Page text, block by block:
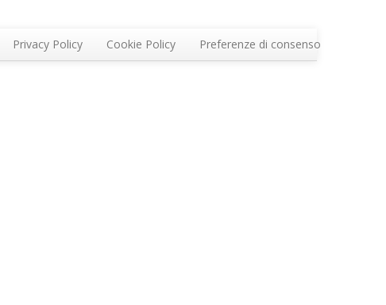
Privacy Policy Cookie Policy Preferenze di consenso